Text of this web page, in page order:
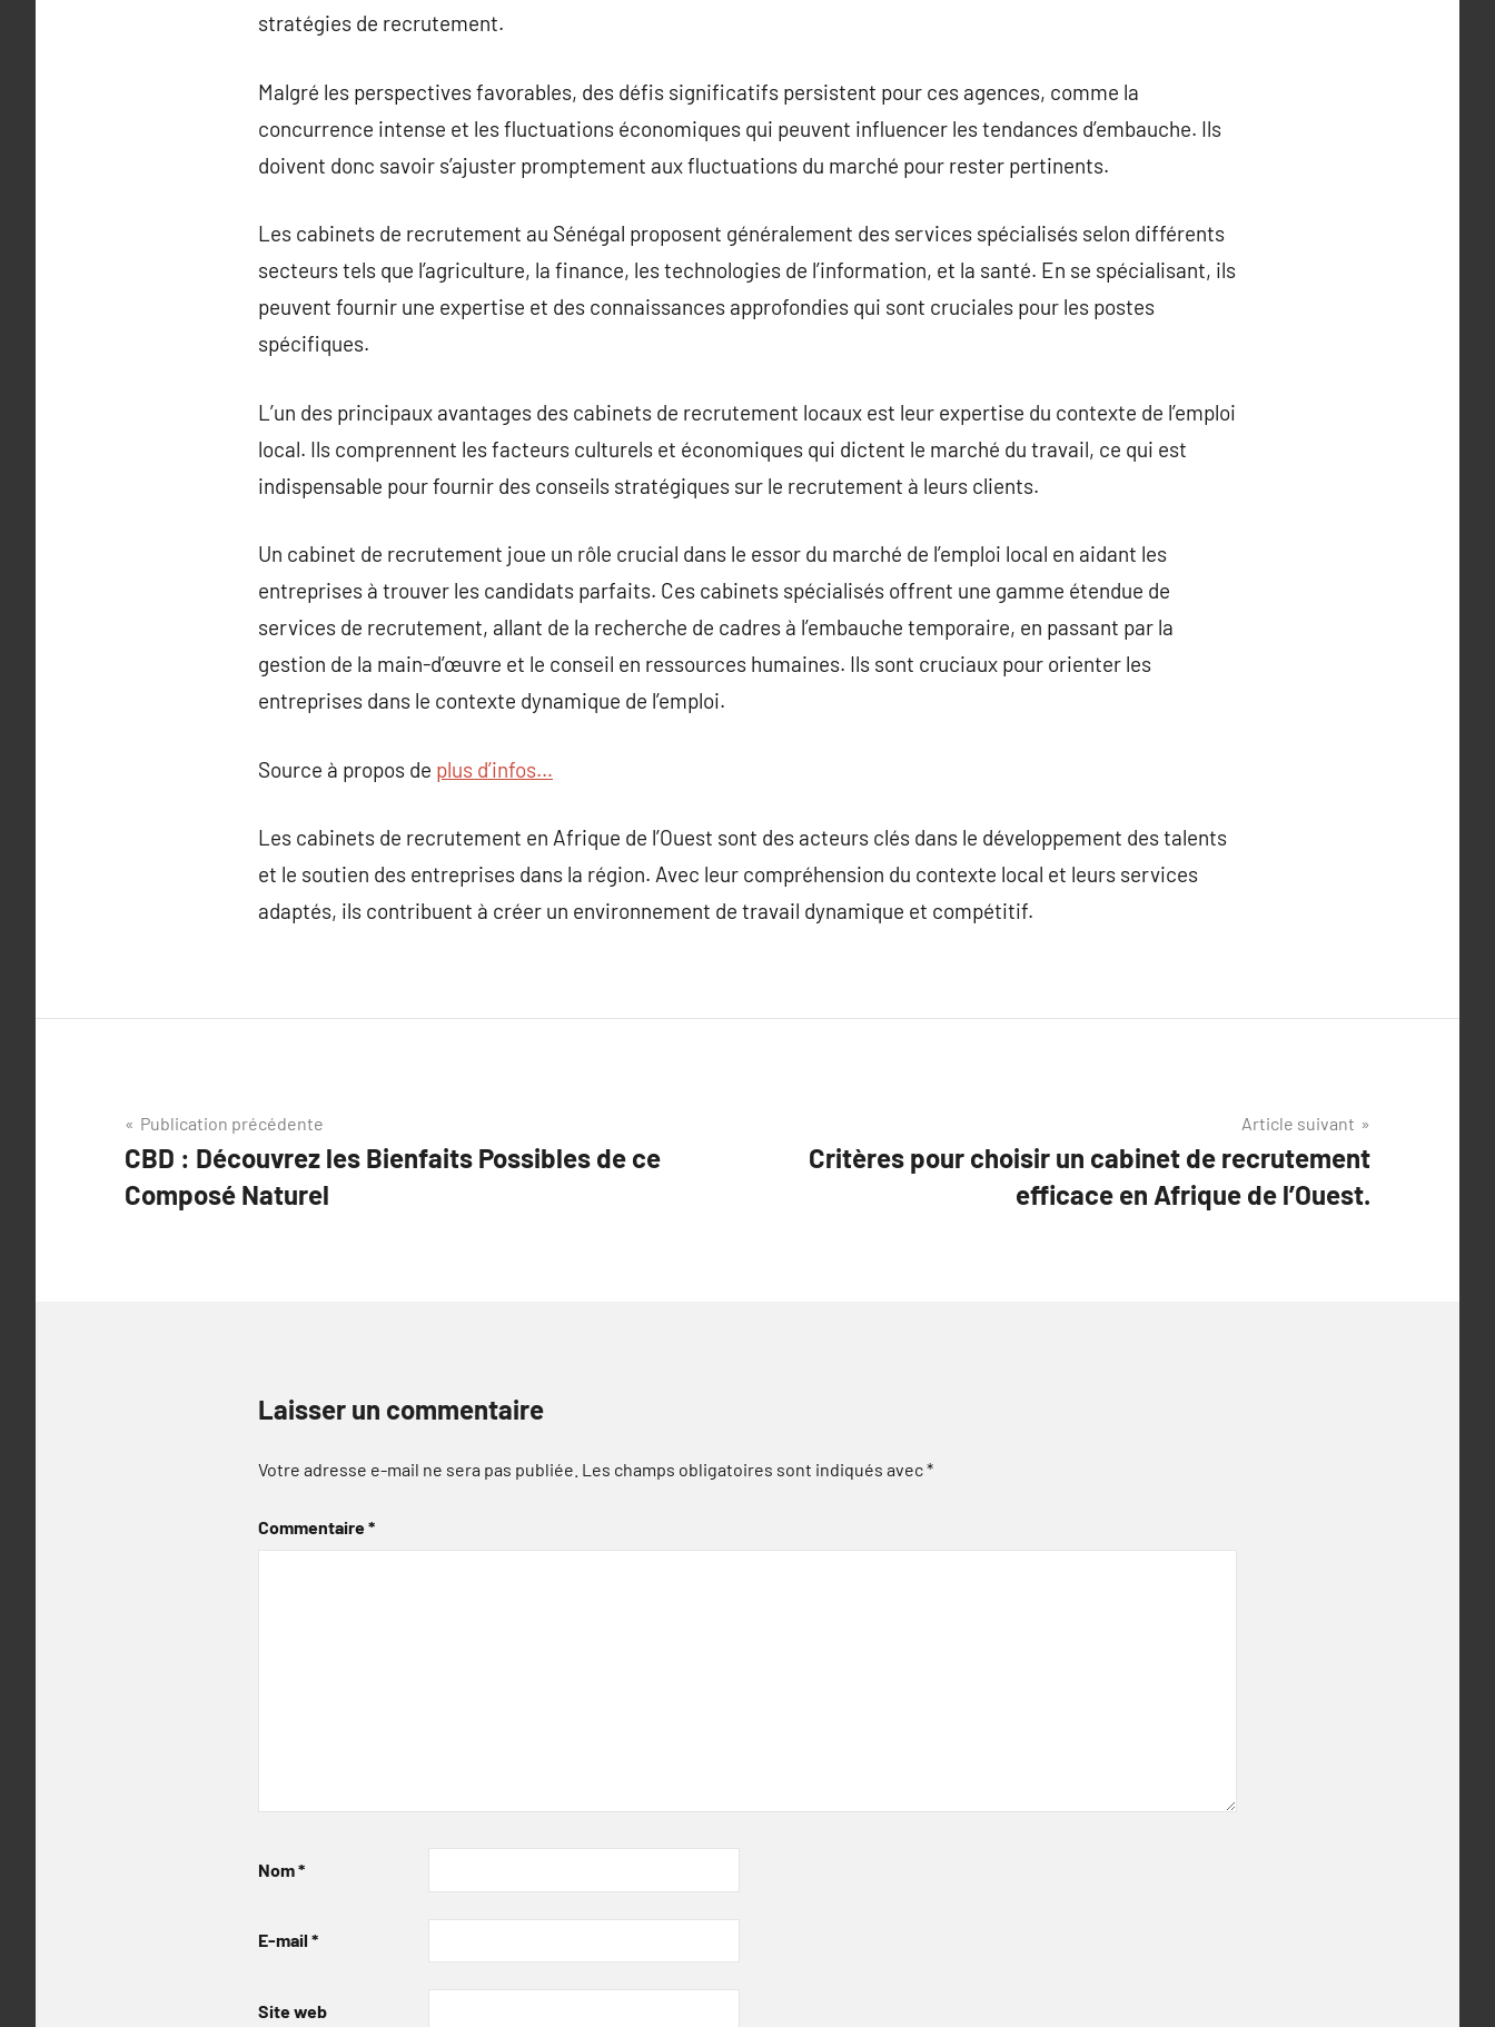
stratégies de recrutement.
Malgré les perspectives favorables, des défis significatifs persistent pour ces agences, comme la
concurrence intense et les fluctuations économiques qui peuvent influencer les tendances d’embauche. Ils
doivent donc savoir s’ajuster promptement aux fluctuations du marché pour rester pertinents.
Les cabinets de recrutement au Sénégal proposent généralement des services spécialisés selon différents
secteurs tels que l’agriculture, la finance, les technologies de l’information, et la santé. En se spécialisant, ils
peuvent fournir une expertise et des connaissances approfondies qui sont cruciales pour les postes
spécifiques.
L’un des principaux avantages des cabinets de recrutement locaux est leur expertise du contexte de l’emploi
local. Ils comprennent les facteurs culturels et économiques qui dictent le marché du travail, ce qui est
indispensable pour fournir des conseils stratégiques sur le recrutement à leurs clients.
Un cabinet de recrutement joue un rôle crucial dans le essor du marché de l’emploi local en aidant les
entreprises à trouver les candidats parfaits. Ces cabinets spécialisés offrent une gamme étendue de
services de recrutement, allant de la recherche de cadres à l’embauche temporaire, en passant par la
gestion de la main-d’œuvre et le conseil en ressources humaines. Ils sont cruciaux pour orienter les
entreprises dans le contexte dynamique de l’emploi.
Source à propos de plus d’infos…
Les cabinets de recrutement en Afrique de l’Ouest sont des acteurs clés dans le développement des talents
et le soutien des entreprises dans la région. Avec leur compréhension du contexte local et leurs services
adaptés, ils contribuent à créer un environnement de travail dynamique et compétitif.
Navigation
de
l’article
Publication précédente
CBD : Découvrez les Bienfaits Possibles de ce
Composé Naturel
Article suivant
Critères pour choisir un cabinet de recrutement
efficace en Afrique de l’Ouest.
Laisser un commentaire
Votre adresse e-mail ne sera pas publiée. Les champs obligatoires sont indiqués avec*
Commentaire*
Nom*
E-mail *
Site web